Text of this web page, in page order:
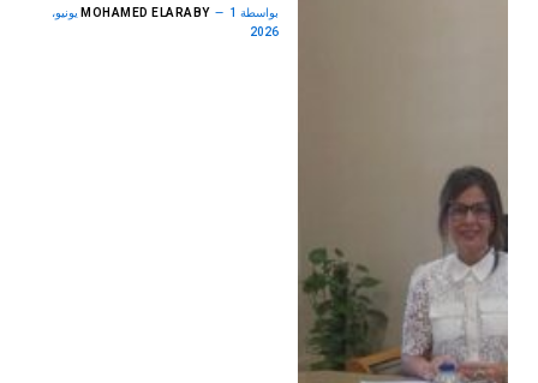
بواسطة MOHAMED ELARABY 1 يونيو،
2026